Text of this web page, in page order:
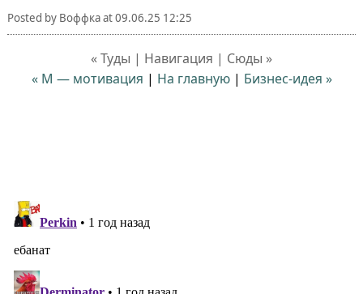
Posted by Воффкаat09.06.25 12:25
« Туды | Навигация | Сюды »
« М — мотивация | На главную| Бизнес-идея »